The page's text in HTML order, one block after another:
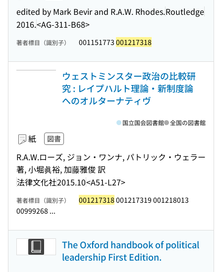
edited by Mark Bevir and R.A.W. Rhodes.Routledge
2016.<AG-311-B68>
著者標目（識別子） 001151773 001217318
ウェストミンスター政治の比較研
究 : レイプハルト理論・新制度論
へのオルターナティヴ
紙 図書
R.A.W.ローズ, ジョン・ワンナ, パトリック・ウェラー
著, 小堀眞裕, 加藤雅俊 訳
法律文化社2015.10<A51-L27>
国立国会図書館 全国の図書館
著者標目（識別子） 001217318 001217319 001218013
00999268 ...
The Oxford handbook of political
leadership First Edition.